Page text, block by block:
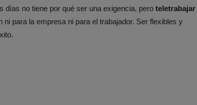
días no tiene por qué ser una exigencia, pero teletrabajar
para la empresa ni para el trabajador. Ser flexibles y